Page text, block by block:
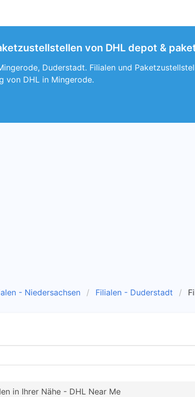
von DHL depot &
Duderstadt. Filialen und
von DHL in Mingerode.
- Niedersachsen Filialen - Duderstadt
in Ihrer Nähe - DHL Near Me